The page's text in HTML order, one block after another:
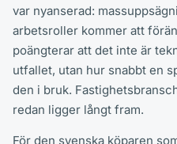
var nyanserad:
arbetsroller kommer att
poängterar att det inte är
utfallet, utan hur snabbt en
den i bruk.
redan ligger långt fram.
För den svenska köparen